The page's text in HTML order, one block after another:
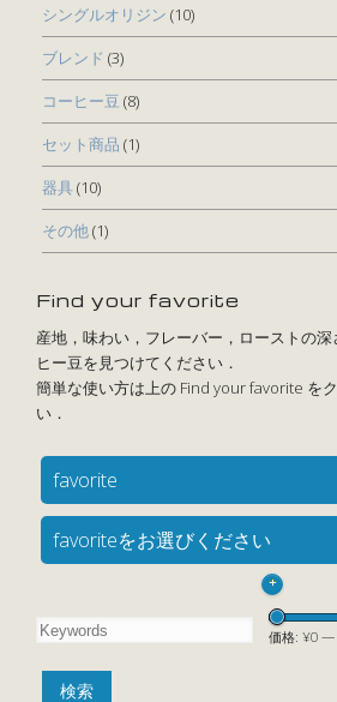
シングルオリジン (10)
ブレンド (3)
コーヒー豆 (8)
セット商品 (1)
器具(10)
その他(1)
Find your favorite
favorite
favoriteをお選びください
+
価格: ¥0—